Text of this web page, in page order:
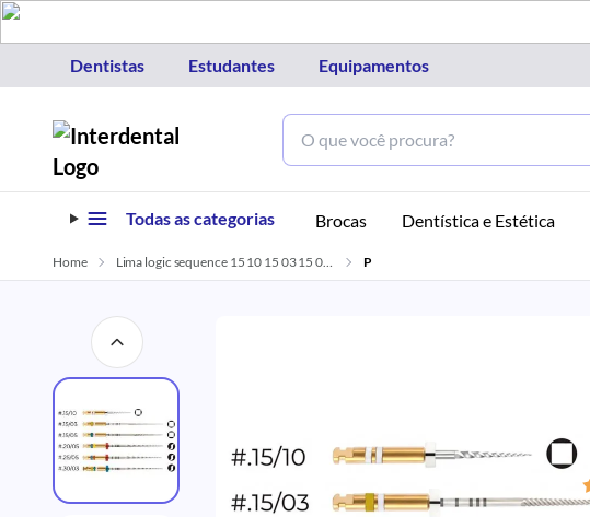
Dentistas Estudantes Equipamentos
Todas as categorias Brocas Dentística e Estética
Home
Lima logic sequence 15 10 15 03 15 05 20 05 25 05 30 03 25mm kit com 6 easy P